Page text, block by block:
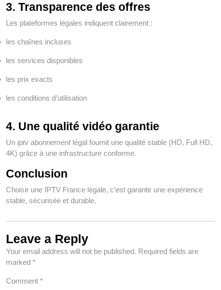
3. Transparence des offres
Les plateformes légales indiquent clairement :
les chaînes incluses
les services disponibles
les prix exacts
les conditions d’utilisation
4. Une qualité vidéo garantie
Un iptv abonnementlégal fournit une qualité stable (HD, Full HD,
4K) grâce à une infrastructure conforme.
Conclusion
Choisir une IPTV France légale, c’est garantir une expérience
stable, sécurisée et durable.
Leave a Reply
Your email address will not be published. Required fields are
marked *
Comment *